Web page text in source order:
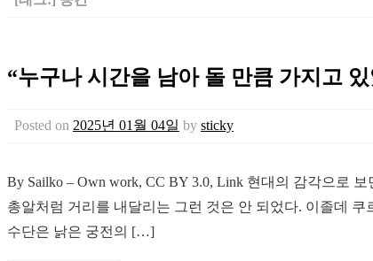
“누구나 시간을 남아 돌 만큼 가지고
Posted on 2025년 01월 04일 by sticky
By Sailko – Own work, CC BY 3.0, Link 현대의 감각으로
총알처럼 거리를 내달리는 그런 것은 안 되었다. 이졸데
수단은 낡은 궁전의 […]